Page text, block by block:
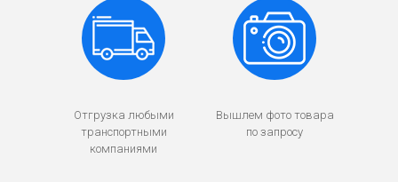
Отгрузка любыми
транспортными
компаниями
Вышлем фото товара
по запросу